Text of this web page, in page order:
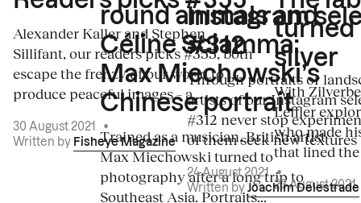
Alexander Kaller and Stephen
Sillifant, our readers picks #355, both
escape the frenzy of our world to
produce peaceful images – a...
30 August 2021
•
Written by Fisheye Magazine
round animals and
Céline Sciamma:
Max Miechowski’s
Chinese portrait
Trained as a musician, British artist
Max Miechowski turned to
photography after a long trip to
Southeast Asia. Portraits...
Instagram
#312
Through portraits or
artists of our Instagram
#312 never stop
of them seek new textures
24 August 2021•
Written by Joachim Delestrade
turned
silver
With
Leffler
who made
that lined
23 August 2021